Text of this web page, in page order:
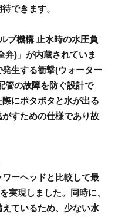
できます。
ブ機構 止水時の水圧負
弁)」が内蔵されていま
生する衝撃(ウォーター
管の故障を防ぐ設計で
にポタポタと水が出る
すための仕様であり故
ーヘッドと比較して最
実現しました。同時に、
ているため、少ない水